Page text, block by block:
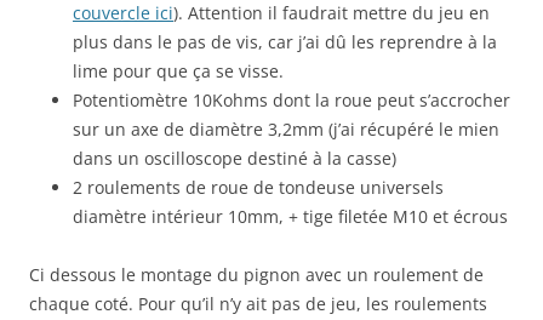
couvercle ici). Attention il faudrait mettre du jeu en
plus dans le pas de vis, car j’ai dû les reprendre à la
lime pour que ça se visse.
Potentiomètre 10Kohms dont la roue peut s’accrocher
sur un axe de diamètre 3,2mm (j’ai récupéré le mien
dans un oscilloscope destiné à la casse)
2 roulements de roue de tondeuse universels
diamètre intérieur 10mm, + tige filetée M10 et écrous
Ci dessous le montage du pignon avec un roulement de
chaque coté. Pour qu’il n’y ait pas de jeu, les roulements